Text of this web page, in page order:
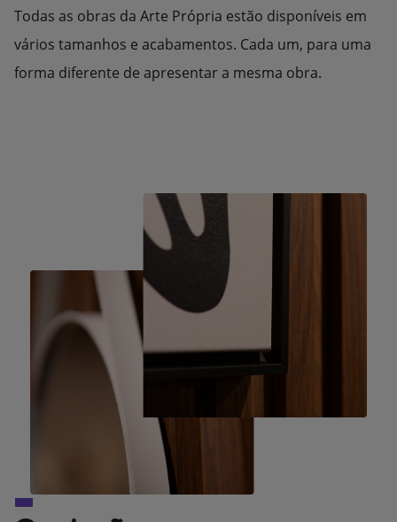
Todas as obras da Arte Própria estão disponíveis em
vários tamanhos e acabamentos. Cada um, para uma
forma diferente de apresentar a mesma obra.